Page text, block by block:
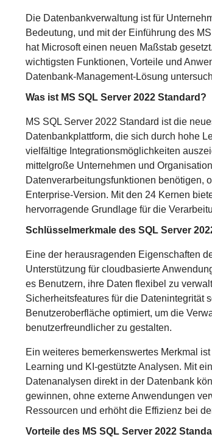
Die Datenbankverwaltung ist für
Bedeutung, und mit der Einführung des
hat Microsoft einen neuen Maßstab
wichtigsten Funktionen, Vorteile und
Datenbank-Management-Lösung
Was ist MS SQL Server 2022 Standard?
MS SQL Server 2022 Standard ist die
Datenbankplattform, die sich durch hohe
vielfältige Integrationsmöglichkeiten
mittelgroße Unternehmen und
Datenverarbeitungsfunktionen benötigen,
Enterprise-Version. Mit den 24 Kernen
hervorragende Grundlage für die
Schlüsselmerkmale des SQL Server
Eine der herausragenden Eigenschaften
Unterstützung für cloudbasierte
es Benutzern, ihre Daten flexibel zu
Sicherheitsfeatures für die Datenintegrität
Benutzeroberfläche optimiert, um die
benutzerfreundlicher zu gestalten.
Ein weiteres bemerkenswertes Merkmal
Learning und KI-gestützte Analysen. Mit
Datenanalysen direkt in der Datenbank
gewinnen, ohne externe Anwendungen
Ressourcen und erhöht die Effizienz bei
Vorteile des MS SQL Server 2022